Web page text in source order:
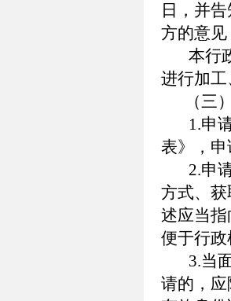
日，并
方的意
本行政
进行加
（三）
1.申请
表》，
2.申请
方式、
述应当
便于行
3.当面
请的，